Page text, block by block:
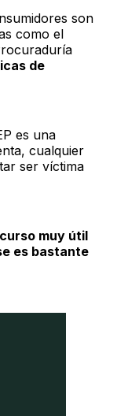
son
como el
de
es una
cualquier
ser víctima
muy útil
es bastante